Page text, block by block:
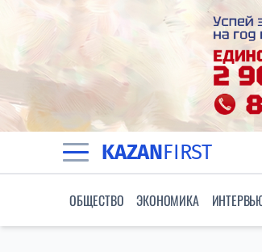
KAZANFIRST
ОБЩЕСТВО ЭКОНОМИКА